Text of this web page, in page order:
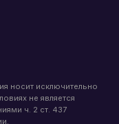
носит исключительно
не является
ч. 2 ст. 437